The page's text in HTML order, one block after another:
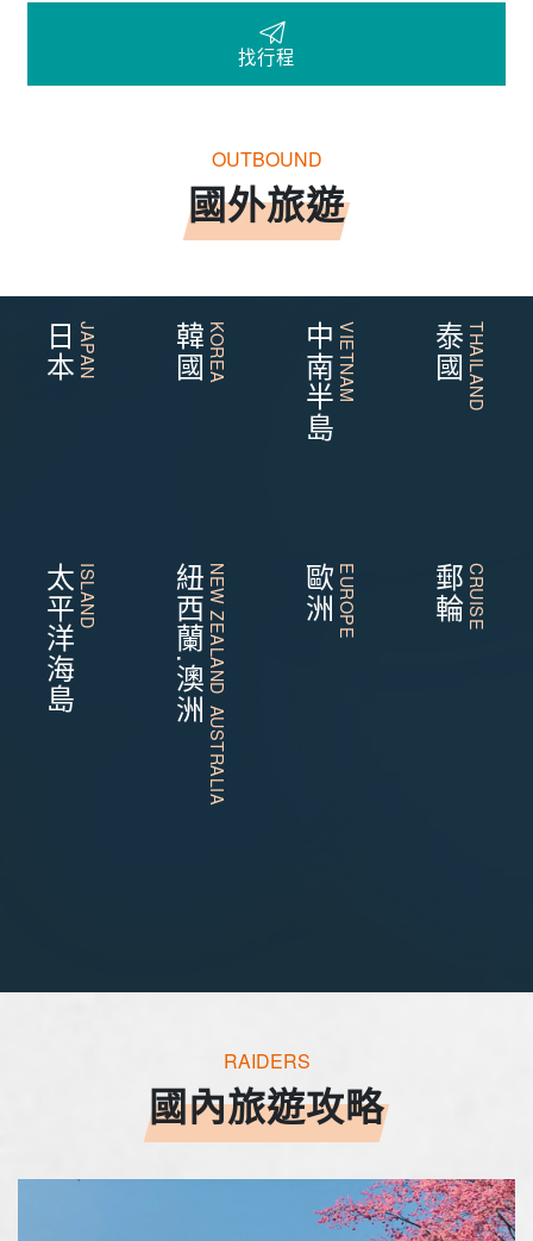
找行程
OUTBOUND
國外旅遊
日本JAPAN 韓國KOREA 中南半島VIETNAM 泰國THAILAND
太平洋海島ISLAND 紐西蘭.澳洲NEW ZEALAND AUSTRALIA 歐洲EUROPE 郵輪CRUISE
RAIDERS
國內旅遊攻略